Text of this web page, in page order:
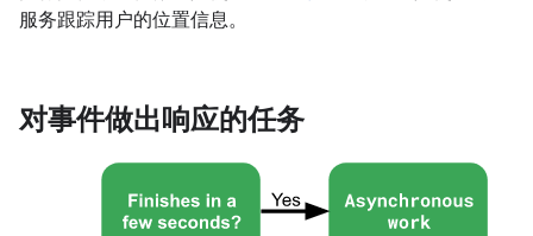
服务跟踪用户的位置信息。
对事件做出响应的任务